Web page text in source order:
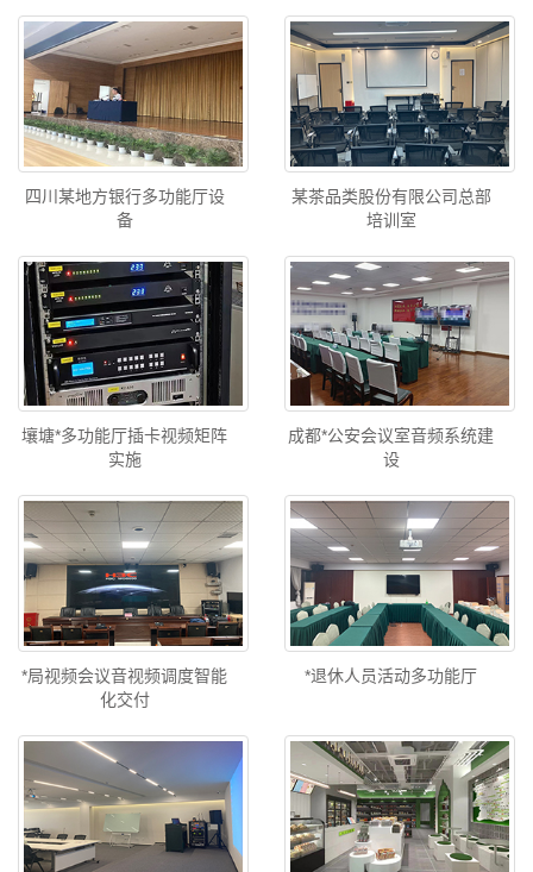
四川某地方银行多功能厅设
备
某茶品类股份有限公司总部
培训室
壤塘*多功能厅插卡视频矩阵
实施
成都*公安会议室音频系统建
设
*局视频会议音视频调度智能
化交付
*退休人员活动多功能厅